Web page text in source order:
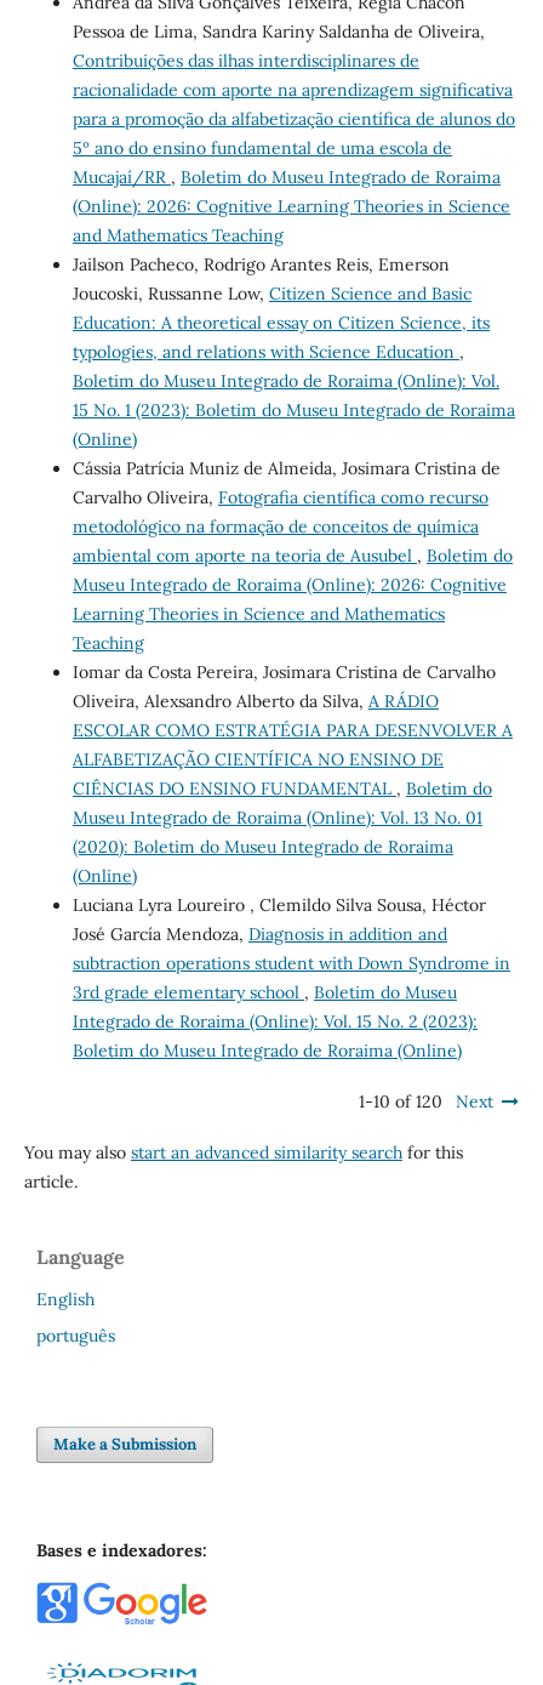
Pessoa de Lima, Sandra Kariny Saldanha de Oliveira,
Contribuições das ilhas interdisciplinares de
racionalidade com aporte na aprendizagem significativa
para a promoção da alfabetização científica de alunos do
5º ano do ensino fundamental de uma escola de
Mucajaí/RR , Boletim do Museu Integrado de Roraima
(Online): 2026: Cognitive Learning Theories in Science
and Mathematics Teaching
Jailson Pacheco, Rodrigo Arantes Reis, Emerson
Joucoski, Russanne Low, Citizen Science and Basic
Education: A theoretical essay on Citizen Science, its
typologies, and relations with Science Education ,
Boletim do Museu Integrado de Roraima (Online): Vol.
15 No. 1 (2023): Boletim do Museu Integrado de Roraima
(Online)
Cássia Patrícia Muniz de Almeida, Josimara Cristina de
Carvalho Oliveira, Fotografia científica como recurso
metodológico na formação de conceitos de química
ambiental com aporte na teoria de Ausubel , Boletim do
Museu Integrado de Roraima (Online): 2026: Cognitive
Learning Theories in Science and Mathematics
Teaching
Iomar da Costa Pereira, Josimara Cristina de Carvalho
Oliveira, Alexsandro Alberto da Silva, A RÁDIO
ESCOLAR COMO ESTRATÉGIA PARA DESENVOLVER A
ALFABETIZAÇÃO CIENTÍFICA NO ENSINO DE
CIÊNCIAS DO ENSINO FUNDAMENTAL , Boletim do
Museu Integrado de Roraima (Online): Vol. 13 No. 01
(2020): Boletim do Museu Integrado de Roraima
(Online)
Luciana Lyra Loureiro , Clemildo Silva Sousa, Héctor
José García Mendoza, Diagnosis in addition and
subtraction operations student with Down Syndrome in
3rd grade elementary school , Boletim do Museu
Integrado de Roraima (Online): Vol. 15 No. 2 (2023):
Boletim do Museu Integrado de Roraima (Online)
1-10 of 120 Next
You may also start an advanced similarity searchfor this
article.
Language
English
português
Make a Submission
Bases e indexadores: